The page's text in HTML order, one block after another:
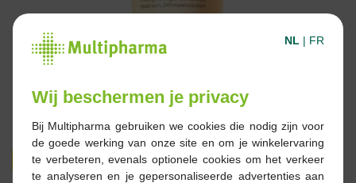
€ 14,29 € 22,50
NL | FR
Wij beschermen je privacy
Bij Multipharma gebruiken we cookies die nodig zijn voor
de goede werking van onze site en om je winkelervaring
te verbeteren, evenals optionele cookies om het verkeer
te analyseren en je gepersonaliseerde advertenties aan